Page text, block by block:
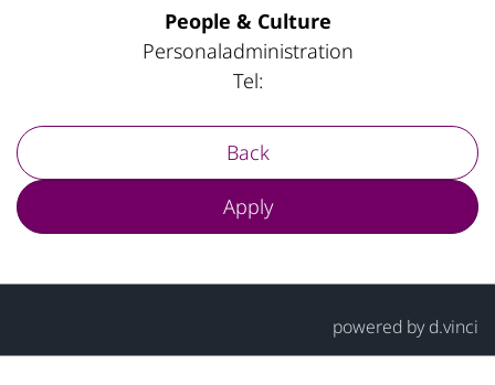
People & Culture
Personaladministration
Tel:
Back
Apply
powered byd.vinci